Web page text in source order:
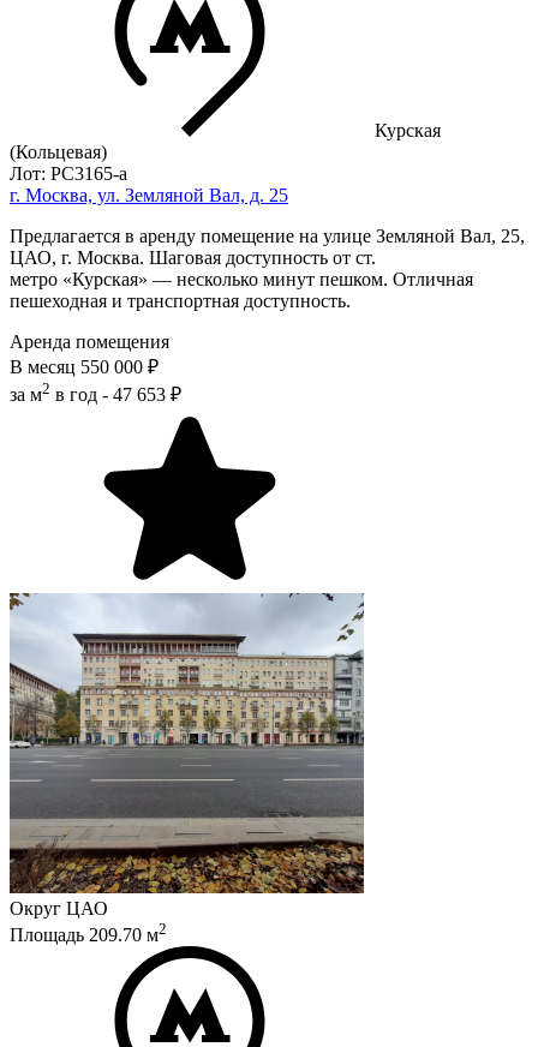
Курская
(Кольцевая)
Лот: РС3165-a
г. Москва, ул. Земляной Вал, д. 25
Предлагается в аренду помещение на улице Земляной Вал, 25,
ЦАО, г. Москва. Шаговая доступность от ст.
метро «Курская» — несколько минут пешком. Отличная
пешеходная и транспортная доступность.
Аренда помещения
В месяц 550 000 ₽
за м2 в год - 47 653 ₽
Округ ЦАО
Площадь 209.70 м2